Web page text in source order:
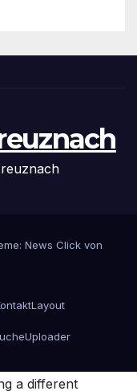
News Click von
Layout
Uploader
a different